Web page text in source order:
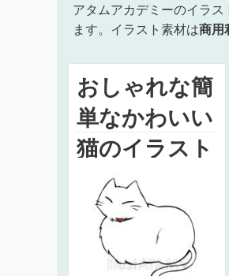
アタムアカデミーのイラス
ます。イラスト素材は商用
おしゃれな簡
単なかわいい
猫のイラスト